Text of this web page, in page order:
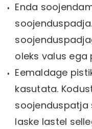
Enda
oleks valus ega
Eemaldage
kasutata.
soojenduspatja
laske lastel